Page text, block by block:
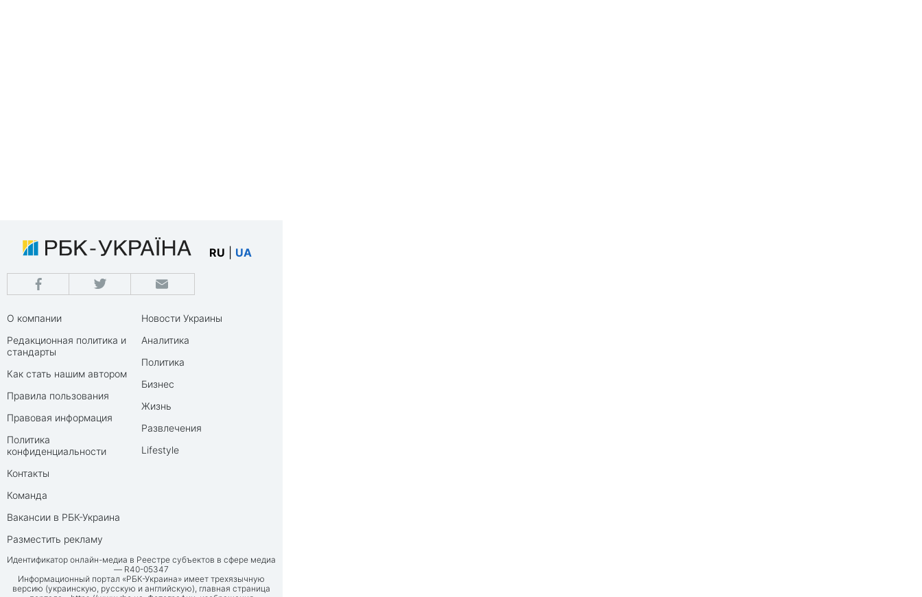
RU UA
О компании
Редакционная политика и
стандарты
Как стать нашим автором
Правила пользования
Правовая информация
Политика
конфиденциальности
Контакты
Команда
Вакансии в РБК-Украина
Разместить рекламу
Новости Украины
Аналитика
Политика
Бизнес
Жизнь
Развлечения
Lifestyle
Идентификатор онлайн-медиа в Реестре субъектов в сфере медиа
— R40-05347
Информационный портал «РБК-Украина» имеет трехязычную
версию (украинскую, русскую и английскую), главная страница